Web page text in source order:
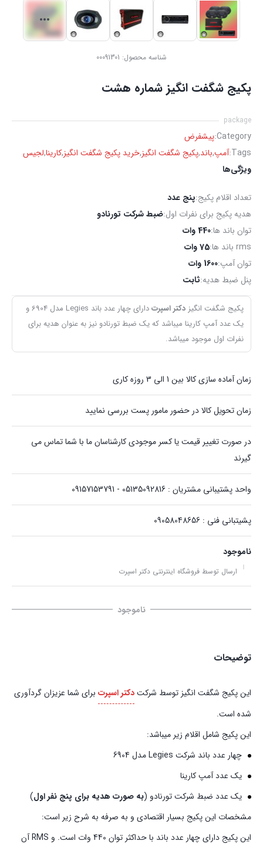
شناسه محصول: 00091301
پکیج شگفت انگیز شماره هشت
package
Category:پیشفرض
Tags: آمپ,باند,پکیج شگفت انگیز,خرید پکیج شگفت انگیز,کارینا,لجیس
ویژگی‌ها
تعداد اقلام پکیج:پنج عدد
هدیه پکیج برای نفرات اول:ضبط شرکت تورنادو
توان باند ها:440 وات
rms باند ها:
75 وات
توان آمپ:1600 وات
پنل ضبط هدیه:ثابت
پکیج شگفت انگیز دکتر اسپرت
دارای چهار عدد باند Legies مدل 6904 و
یک عدد آمپ کارینا میباشد که یک ضبط تورنادو نیز به عنوان هدیه برای
نفرات اول موجود میباشد.
زمان آماده سازی کالا بین 1 الی 3 روزه کاری
زمان تحویل کالا در حضور مامور پست بررسی نمایید
در صورت تغییر قیمت یا کسر موجودی کارشناسان ما با شما تماس می
گیرند
واحد پشتیبانی مشتریان : 05135092816 - 09157153791
پشیتبانی فنی : 09058048656
ناموجود
ارسال توسط فروشگاه اینترنتی دکتر اسپرت
ناموجود
توضیحات
این پکیج شگفت انگیز توسط شرکتدکتر اسپرت برای شما عزیزان گردآوری
شده است.
این پکیج شامل اقلام زیر میباشد:
چهار عدد باند شرکت Legies مدل 6904
یک عدد آمپ کارینا
یک عدد ضبط شرکت تورنادو (به صورت هدیه برای پنج نفر اول)
مشخصات این پکیج بسیار اقتصادی و به صرفه به شرح زیر است:
این پکیج دارای چهار عدد باند با حداکثر توان 440 وات است. و RMS آن